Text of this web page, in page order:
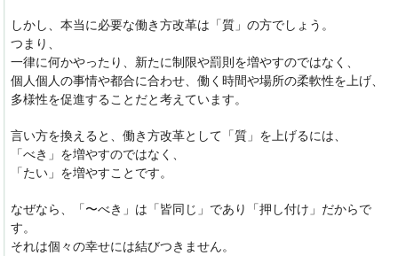
しかし、本当に必要な働き方改革は「質」の方でしょう。
つまり、
一律に何かやったり、新たに制限や罰則を増やすのではなく、
個人個人の事情や都合に合わせ、働く時間や場所の柔軟性を上げ、
多様性を促進することだと考えています。
言い方を換えると、働き方改革として「質」を上げるには、
「べき」を増やすのではなく、
「たい」を増やすことです。
なぜなら、「〜べき」は「皆同じ」であり「押し付け」だからで
す。
それは個々の幸せには結びつきません。